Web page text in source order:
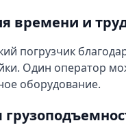
времени и
погрузчик
Один оператор
оборудование.